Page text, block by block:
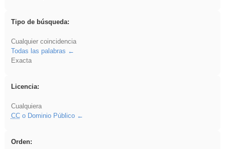
Tipo de búsqueda:
Cualquier coincidencia
Todas las palabras
Exacta
Licencia:
Cualquiera
CCo Dominio Público
Orden: